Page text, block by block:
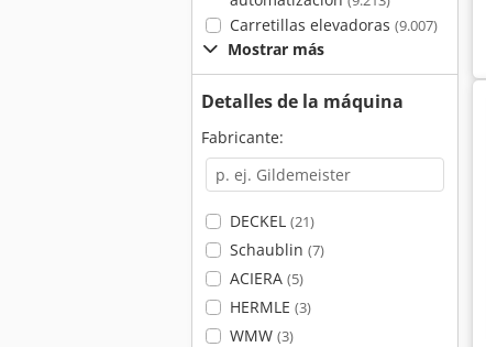
Carretillas elevadoras (9.007)
Mostrar más
Detalles de la máquina
Fabricante:
DECKEL (21)
Schaublin (7)
ACIERA (5)
HERMLE (3)
WMW (3)